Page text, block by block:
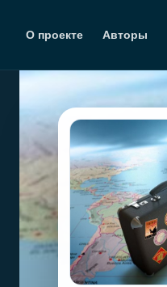
О проекте Авторы